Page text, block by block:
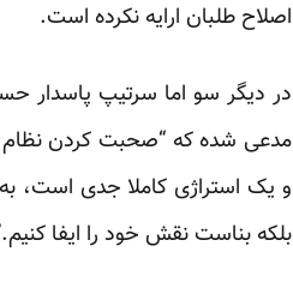
اصلاح طلبان ارایه نکرده است.
در دیگر سو اما سرتیپ پاسدار
مدعی شده که “صحبت کردن نظام
و یک استراژی کاملا جدی است،
بلکه بناست نقش خود را ایفا